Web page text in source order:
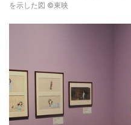
を示した図 ©東映